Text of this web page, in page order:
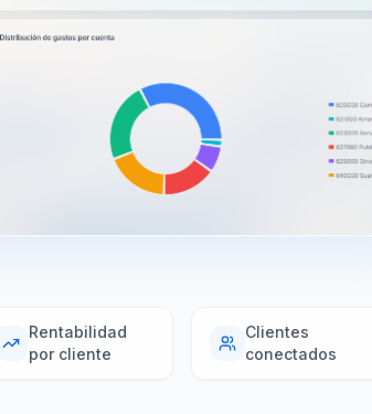
Rentabilidad
por cliente
Clientes
conectados